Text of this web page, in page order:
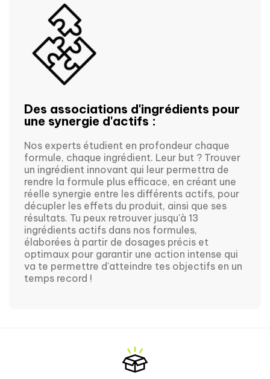
Des associations d'ingrédients pour
une synergie d'actifs :
Nos experts étudient en profondeur chaque
formule, chaque ingrédient. Leur but ? Trouver
un ingrédient innovant qui leur permettra de
rendre la formule plus efficace, en créant une
réelle synergie entre les différents actifs, pour
décupler les effets du produit, ainsi que ses
résultats. Tu peux retrouver jusqu'à 13
ingrédients actifs dans nos formules,
élaborées à partir de dosages précis et
optimaux pour garantir une action intense qui
va te permettre d'atteindre tes objectifs en un
temps record !